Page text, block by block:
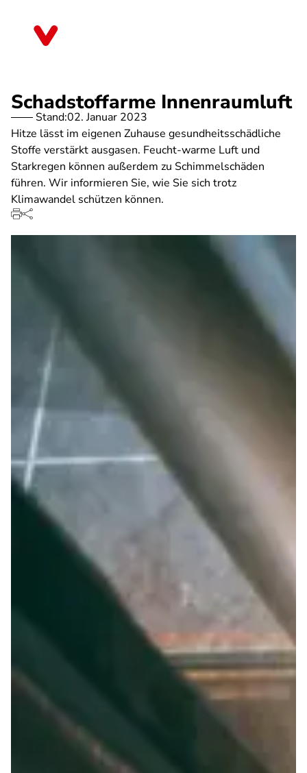
Schadstoffarme Innenraumluft
Stand:02. Januar 2023
Hitze lässt im eigenen Zuhause gesundheitsschädliche
Stoffe verstärkt ausgasen. Feucht-warme Luft und
Starkregen können außerdem zu Schimmelschäden
führen. Wir informieren Sie, wie Sie sich trotz
Klimawandel schützen können.